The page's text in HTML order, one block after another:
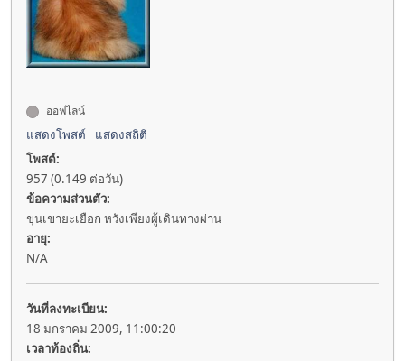
ออฟไลน์
แสดงโพสต์
แสดงสถิติ
โพสต์:
957 (0.149 ต่อวัน)
ข้อความส่วนตัว:
ขุนเขายะเยือก หวังเพียงผู้เดินทางผ่าน
อายุ:
N/A
วันที่ลงทะเบียน:
18 มกราคม 2009, 11:00:20
เวลาท้องถิ่น: